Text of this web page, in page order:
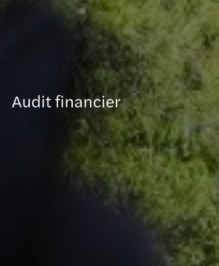
Audit financier